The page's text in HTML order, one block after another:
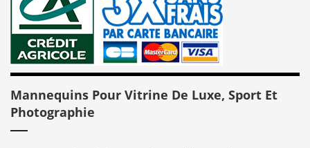
Mannequins Pour Vitrine De Luxe, Sport Et
Photographie